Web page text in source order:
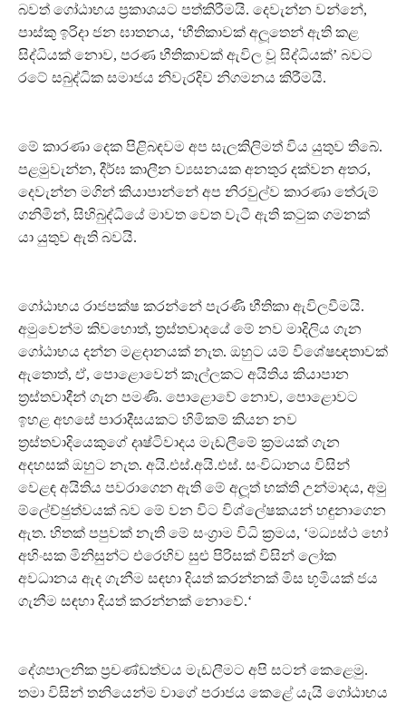
බවත් ගෝඨාභය ප‍්‍රකාශයට පත්කිරීමයි. දෙවැන්න වන්නේ,
පාස්කු ඉරිදා ජන ඝාතනය, ‘භීතිකාවක් අලූතෙන් ඇති කළ
සිද්ධියක් නොව, පරණ භීතිකාවක් ඇවිල වූ සිද්ධියක්’ බවට
රටේ සබුද්ධික සමාජය නිවැරදිව නිගමනය කිරීමයි.
මේ කාරණා දෙක පිළිබඳවම අප සැලකිලිමත් විය යුතුව තිබේ.
පළමුවැන්න, දීර්ඝ කාලීන ව්‍යසනයක අනතුර දක්වන අතර,
දෙවැන්න මගින් කියාපාන්නේ අප නිරවුල්ව කාරණා තේරුම්
ගනිමින්, සිහිබුද්ධියේ මාවත වෙත වැටී ඇති කටුක ගමනක්
යා යුතුව ඇති බවයි.
ගෝඨාභය රාජපක්ෂ කරන්නේ පැරණි භීතිකා ඇවිලවීමයි.
අමුවෙන්ම කිවහොත්, ත‍්‍රස්තවාදයේ මේ නව මාදිලිය ගැන
ගෝඨාභය දන්න මළදානයක් නැත. ඔහුට යම් විශේෂඥතාවක්
ඇතොත්, ඒ, පොළොවෙන් කෑල්ලකට අයිතිය කියාපාන
ත‍්‍රස්තවාදීන් ගැන පමණි. පොළොවේ නොව, පොළොවට
ඉහළ අහසේ පාරාදීසයකට හිමිකම් කියන නව
ත‍්‍රස්තවාදියෙකුගේ දෘෂ්ටිවාදය මැඩලීමේ ක‍්‍රමයක් ගැන
අදහසක් ඔහුට නැත. අයි.එස්.අයි.එස්. සංවිධානය විසින්
වෙළඳ අයිතිය පවරාගෙන ඇති මේ අලූත් භක්ති උන්මාදය, අමු
ම්ලේච්ඡුත්වයක් බව මේ වන විට විශ්ලේෂකයන් හඳුනාගෙන
ඇත. හිතක් පපුවක් නැති මේ සංග‍්‍රාම විධි ක‍්‍රමය, ‘මධ්‍යස්ථ හෝ
අහිංසක මිනිසුන්ට එරෙහිව සුළු පිරිසක් විසින් ලෝක
අවධානය ඇද ගැනීම සඳහා දියත් කරන්නක් මිස භූමියක් ජය
ගැනීම සඳහා දියත් කරන්නක් නොවේ.‘
දේශපාලනික ප‍්‍රචණ්ඩත්වය මැඩලීමට අපි සටන් කෙළෙමු.
තමා විසින් තනියෙන්ම වාගේ පරාජය කෙළේ යැයි ගෝඨාභය